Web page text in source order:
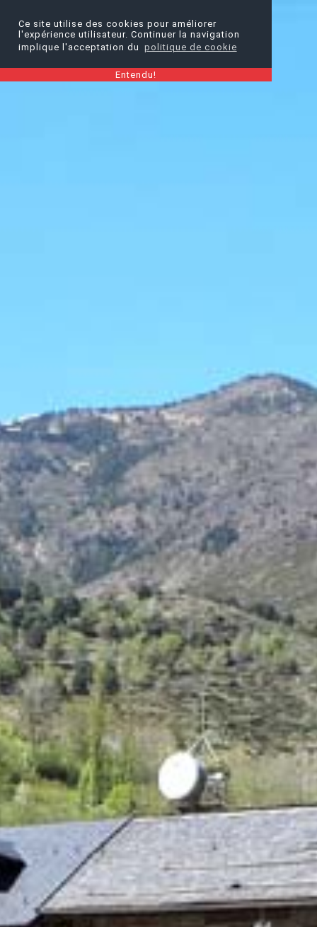
Ce site utilise des cookies pour améliorer
l'expérience utilisateur. Continuer la navigation
implique l'acceptation du politique de cookie
Entendu!